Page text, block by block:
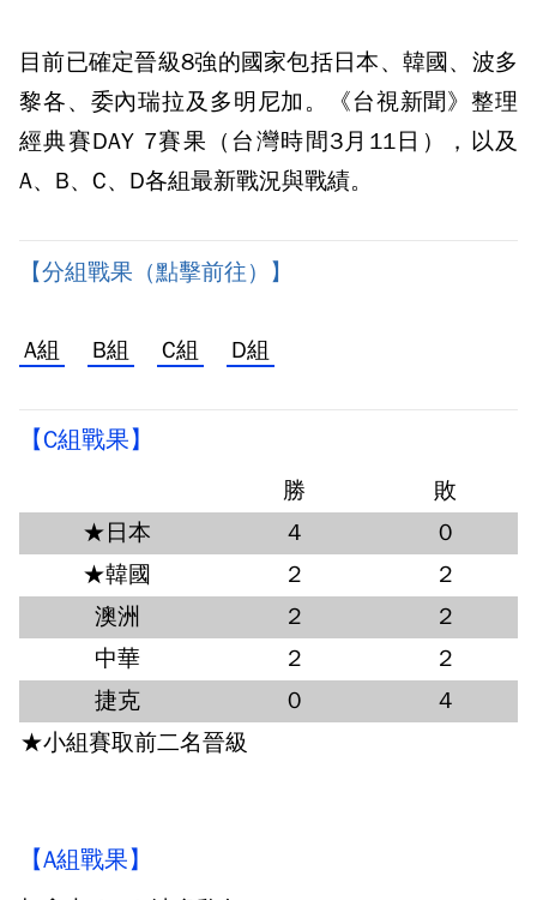
目前已確定晉級8強的國家包括日本、韓國、波多
黎各、委內瑞拉及多明尼加。《台視新聞》整理
經典賽DAY 7賽果（台灣時間3月11日），以及
A、B、C、D各組最新戰況與戰績。
【分組戰果（點擊前往）】
A組 B組 C組 D組
【C組戰果】
勝
敗
★日本
4
0
★韓國
2
2
澳洲
2
2
中華
2
2
捷克
0
4
★小組賽取前二名晉級
【A組戰果】